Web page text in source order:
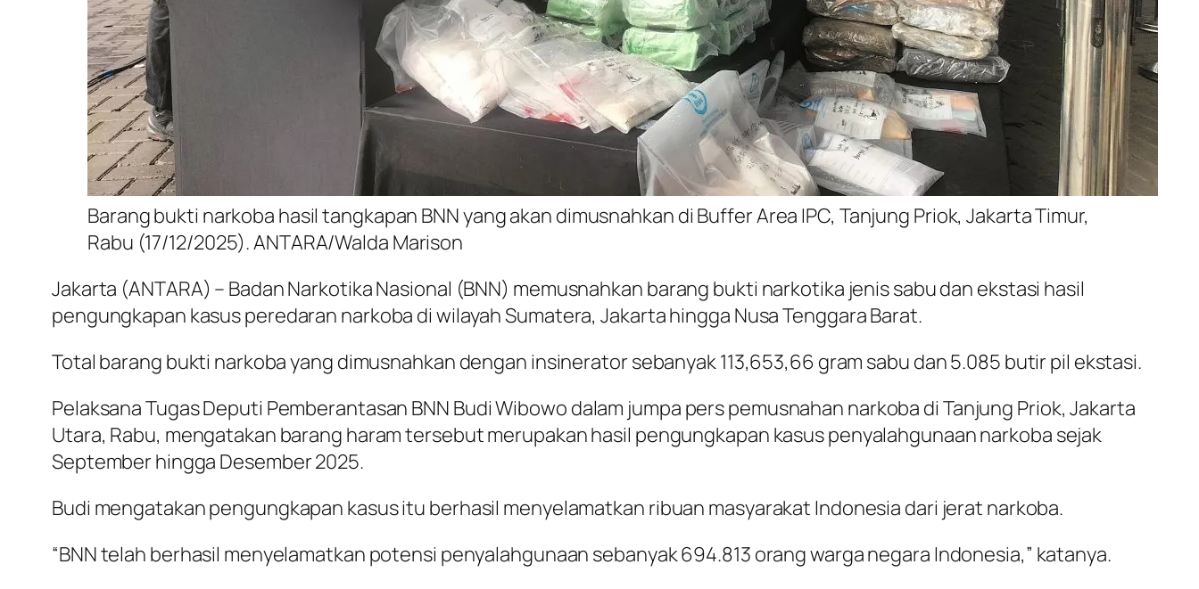
Barang bukti narkoba hasil tangkapan BNN yang akan dimusnahkan di Buffer Area IPC, Tanjung Priok, Jakarta Timur,
Rabu (17/12/2025). ANTARA/Walda Marison
Jakarta (ANTARA) – Badan Narkotika Nasional (BNN) memusnahkan barang bukti narkotika jenis sabu dan ekstasi hasil
pengungkapan kasus peredaran narkoba di wilayah Sumatera, Jakarta hingga Nusa Tenggara Barat.
Total barang bukti narkoba yang dimusnahkan dengan insinerator sebanyak 113,653,66 gram sabu dan 5.085 butir pil ekstasi.
Pelaksana Tugas Deputi Pemberantasan BNN Budi Wibowo dalam jumpa pers pemusnahan narkoba di Tanjung Priok, Jakarta
Utara, Rabu, mengatakan barang haram tersebut merupakan hasil pengungkapan kasus penyalahgunaan narkoba sejak
September hingga Desember 2025.
Budi mengatakan pengungkapan kasus itu berhasil menyelamatkan ribuan masyarakat Indonesia dari jerat narkoba.
“BNN telah berhasil menyelamatkan potensi penyalahgunaan sebanyak 694.813 orang warga negara Indonesia,” katanya.